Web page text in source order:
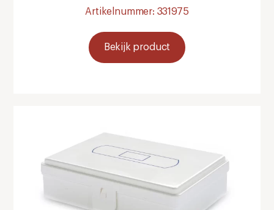
Artikelnummer: 331975
Bekijk product